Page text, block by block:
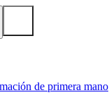
de primera mano